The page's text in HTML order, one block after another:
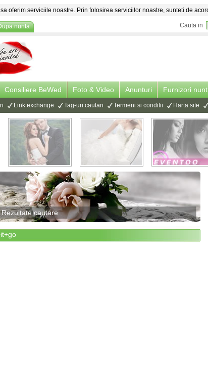
oferim serviciile noastre. Prin folosirea serviciilor noastre, sunteti de
nunta Cauta in
Consiliere BeWed Foto & Video Anunturi Furnizori
Link exchange Tag-uri cautari Termeni si conditii Harta site
cautare